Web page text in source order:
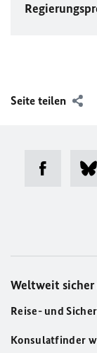
Seite teilen
Weltweit sicher
Reise- und
Konsulatfinder